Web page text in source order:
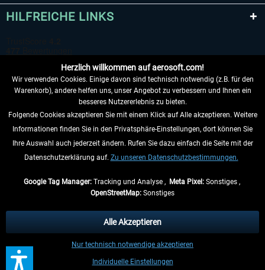
HILFREICHE LINKS
VERTRAG WIDERRUFEN
INFORMATIONEN
anders beschrieben.
** Gilt für Lieferungen innerhalb Deutschlands, Lieferzeiten für andere Länder
entnehmen Sie bitte denVersandinformationen
Herzlich willkommen auf aerosoft.com!
Wir verwenden Cookies. Einige davon sind technisch notwendig (z.B. für den
Warenkorb), andere helfen uns, unser Angebot zu verbessern und Ihnen ein
besseres Nutzererlebnis zu bieten.
Folgende Cookies akzeptieren Sie mit einem Klick auf Alle akzeptieren. Weitere
Informationen finden Sie in den Privatsphäre-Einstellungen, dort können Sie
Ihre Auswahl auch jederzeit ändern. Rufen Sie dazu einfach die Seite mit der
Datenschutzerklärung auf. Zu unseren Datenschutzbestimmungen.
Google Tag Manager:Tracking und Analyse , Meta Pixel:Sonstiges ,
OpenStreetMap: Sonstiges
Individuelle Einstellungen
Nur technisch notwendige akzeptieren
Alle Akzeptieren